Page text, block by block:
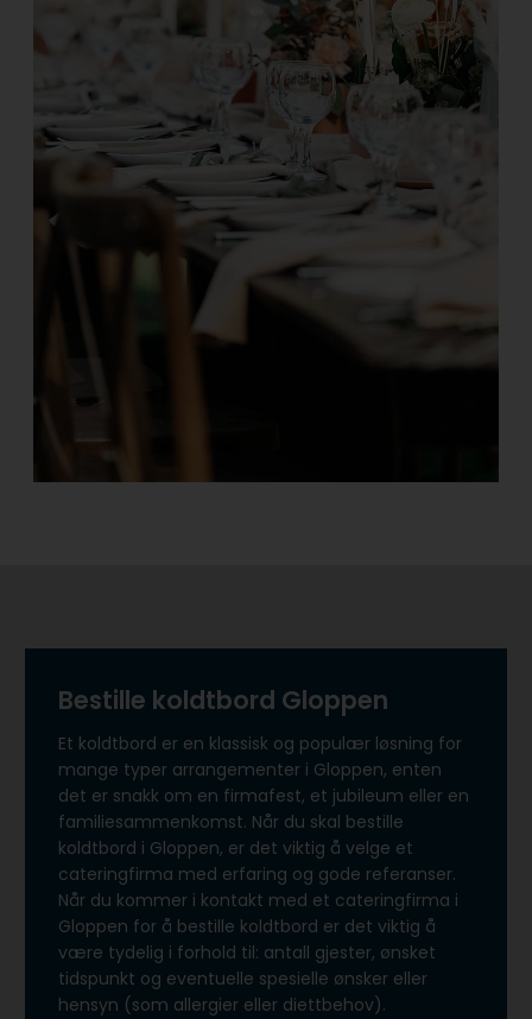
Bestille koldtbord Gloppen
Et koldtbord er en klassisk og populær løsning for
mange typer arrangementer i Gloppen, enten
det er snakk om en firmafest, et jubileum eller en
familiesammenkomst. Når du skal bestille
koldtbord i Gloppen, er det viktig å velge et
cateringfirma med erfaring og gode referanser.
Når du kommer i kontakt med et cateringfirma i
Gloppen for å bestille koldtbord er det viktig å
være tydelig i forhold til: antall gjester, ønsket
tidspunkt og eventuelle spesielle ønsker eller
hensyn (som allergier eller diettbehov).